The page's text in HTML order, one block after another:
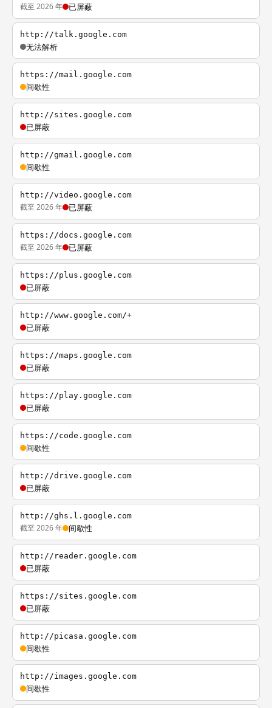
截至 2026 年 已屏蔽
http://talk.google.com
无法解析
https://mail.google.com
间歇性
http://sites.google.com
已屏蔽
http://gmail.google.com
间歇性
http://video.google.com
截至 2026 年 已屏蔽
https://docs.google.com
截至 2026 年 已屏蔽
https://plus.google.com
已屏蔽
http://www.google.com/+
已屏蔽
https://maps.google.com
已屏蔽
https://play.google.com
已屏蔽
https://code.google.com
间歇性
http://drive.google.com
已屏蔽
http://ghs.l.google.com
截至 2026 年 间歇性
http://reader.google.com
已屏蔽
https://sites.google.com
已屏蔽
http://picasa.google.com
间歇性
http://images.google.com
间歇性